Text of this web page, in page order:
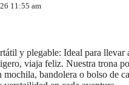
11:55 am
y plegable: Ideal para llevar
viaja feliz. Nuestra trona
mochila, bandolera o bolso de